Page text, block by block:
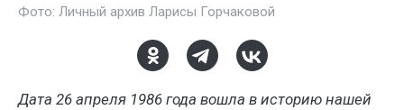
Фото: Личный архив Ларисы Горчаковой
Дата 26 апреля 1986 года вошла в историю нашей